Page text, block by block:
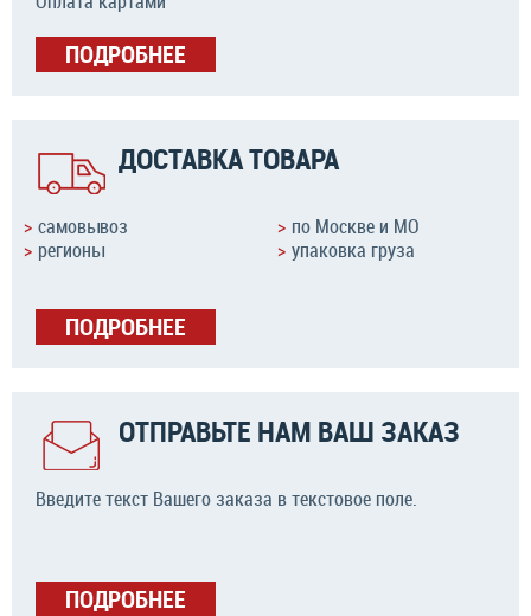
ПОДРОБНЕЕ
ДОСТАВКА ТОВАРА
самовывоз
по Москве и МО
регионы
упаковка груза
ПОДРОБНЕЕ
ОТПРАВЬТЕ НАМ ВАШ ЗАКАЗ
Введите текст Вашего заказа в текстовое поле.
ПОДРОБНЕЕ